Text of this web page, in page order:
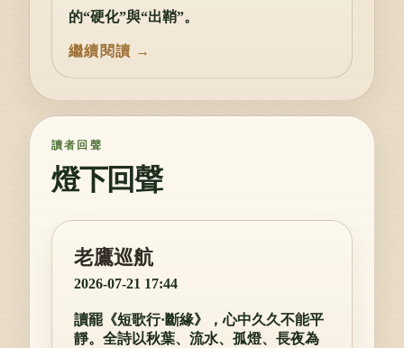
的“硬化”與“出鞘”。
讀者回聲
燈下回聲
老鷹巡航
2026-07-21 17:44
讀罷《短歌行·斷緣》，心中久久不能平
靜。全詩以秋葉、流水、孤燈、長夜為